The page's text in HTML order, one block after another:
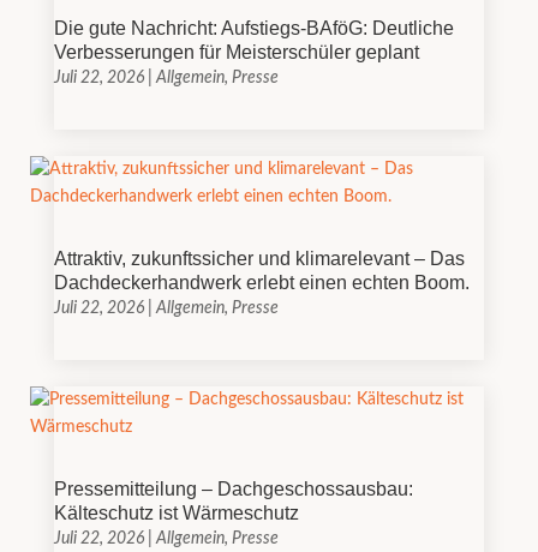
Die gute Nachricht: Aufstiegs-BAföG: Deutliche
Verbesserungen für Meisterschüler geplant
Juli 22, 2026|Allgemein, Presse
Attraktiv, zukunftssicher und klimarelevant – Das
Dachdeckerhandwerk erlebt einen echten Boom.
Juli 22, 2026|Allgemein, Presse
Pressemitteilung – Dachgeschossausbau:
Kälteschutz ist Wärmeschutz
Juli 22, 2026|Allgemein, Presse